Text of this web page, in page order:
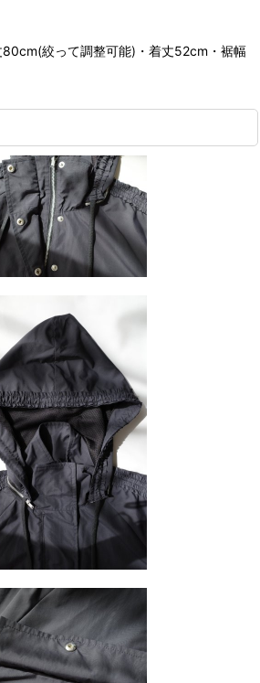
絞って調整可能)・着丈52cm・裾幅